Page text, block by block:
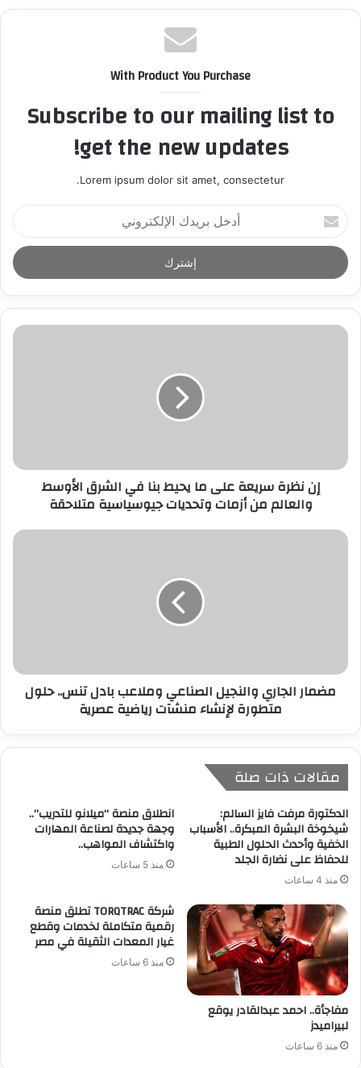
With Product You Purchase
Subscribe to our mailing list to
get the new updates!
Lorem ipsum dolor sit amet, consectetur.
أ
د
خ
ل
ر
د
ر
إن نظرة سريعة على ما يحيط بنا في الشرق الأوسط
والعالم من أزمات وتحديات جيوسياسية متلاحقة
مضمار الجاري والنجيل الصناعي وملاعب بادل تنس.. حلول
متطورة لإنشاء منشآت رياضية عصرية
مقالات ذات صلة
الدكتورة مرفت فايز السالم:
شيخوخة البشرة المبكرة.. الأسباب
الخفية وأحدث الحلول الطبية
للحفاظ على نضارة الجلد
منذ 4 ساعات
انطلاق منصة “ميلانو للتدريب”..
وجهة جديدة لصناعة المهارات
واكتشاف المواهب..
منذ 5 ساعات
مفاجأة.. احمد عبدالقادر يوقع
لبيراميدز
منذ 6 ساعات
شركة TORQTRAC تطلق منصة
رقمية متكاملة لخدمات وقطع
غيار المعدات الثقيلة في مصر
منذ 6 ساعات